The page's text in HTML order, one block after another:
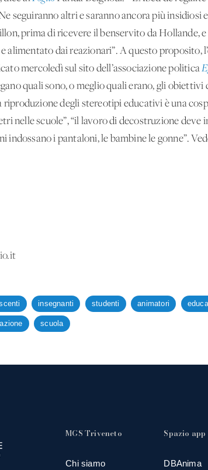
seguiranno altri e saranno ancora più
prima di ricevere il benservito da Hollande,
alimentato dai reazionari”. A questo proposito,
mercoledì sul sito dell’associazione politica
quali sono, o meglio quali erano, gli
riproduzione degli stereotipi educativi è una
nelle scuole”, “il lavoro di decostruzione
indossano i pantaloni, le bambine le gonne”.
insegnanti studenti animatori
scuola
MGS Triveneto
Chi siamo
Spazio app
DBAnima